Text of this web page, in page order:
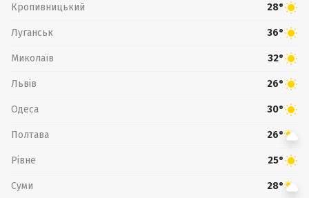
Кропивницький 28°
Луганськ 36°
Миколаїв 32°
Львів 26°
Одеса 30°
Полтава 26°
Рівне 25°
Суми 28°